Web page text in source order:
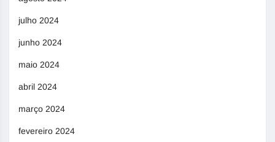
julho 2024
junho 2024
maio 2024
abril 2024
março 2024
fevereiro 2024